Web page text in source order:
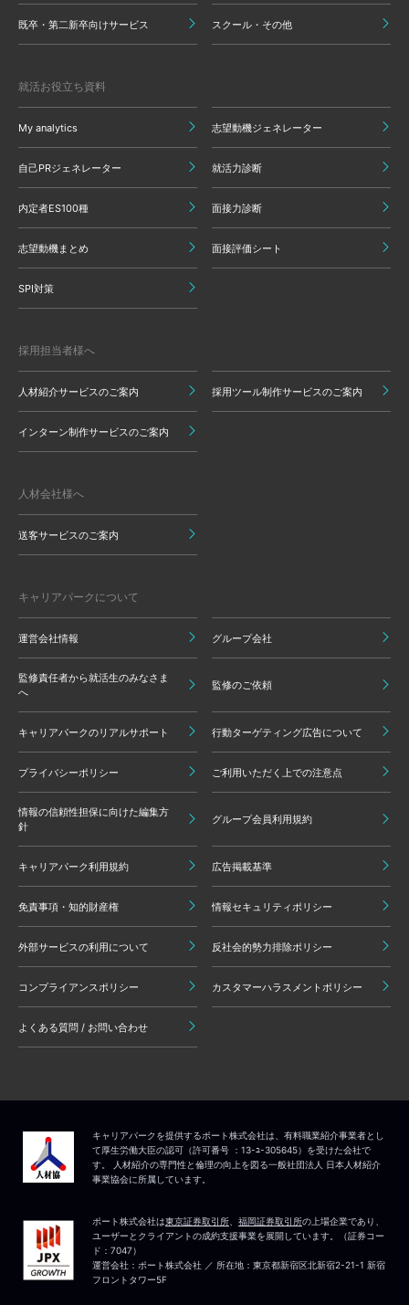
既卒・第二新卒向けサービス スクール・その他
就活お役立ち資料
My analytics 志望動機ジェネレーター
自己PRジェネレーター 就活力診断
内定者ES100種 面接力診断
志望動機まとめ 面接評価シート
SPI対策
採用担当者様へ
人材紹介サービスのご案内 採用ツール制作サービスのご案内
インターン制作サービスのご案内
人材会社様へ
送客サービスのご案内
キャリアパークについて
運営会社情報 グループ会社
監修責任者から就活生のみなさま
へ
監修のご依頼
キャリアパークのリアルサポート 行動ターゲティング広告について
プライバシーポリシー ご利用いただく上での注意点
情報の信頼性担保に向けた編集方
針
グループ会員利用規約
キャリアパーク利用規約 広告掲載基準
免責事項・知的財産権 情報セキュリティポリシー
外部サービスの利用について 反社会的勢力排除ポリシー
コンプライアンスポリシー カスタマーハラスメントポリシー
よくある質問 / お問い合わせ